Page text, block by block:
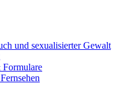
und sexualisierter Gewalt